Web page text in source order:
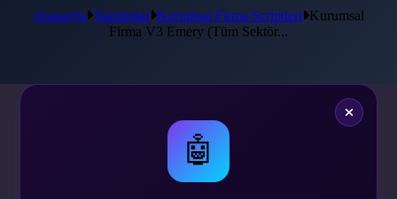
Anasayfa Yazılımlar Kurumsal Firma Scriptleri Kurumsal
Firma V3 Emery (Tüm Sektör...
🤖
1.499₺